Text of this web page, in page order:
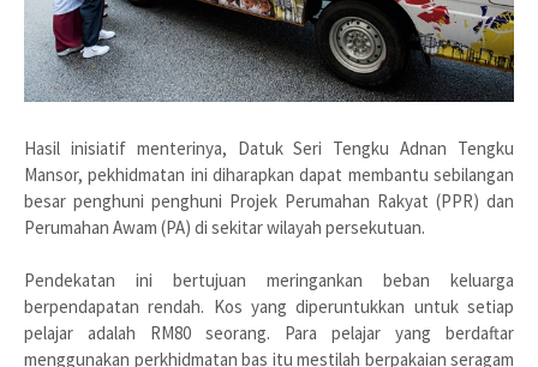
Hasil inisiatif menterinya, Datuk Seri Tengku Adnan Tengku
Mansor, pekhidmatan ini diharapkan dapat membantu sebilangan
besar penghuni penghuni Projek Perumahan Rakyat (PPR) dan
Perumahan Awam (PA) di sekitar wilayah persekutuan.
Pendekatan ini bertujuan meringankan beban keluarga
berpendapatan rendah. Kos yang diperuntukkan untuk setiap
pelajar adalah RM80 seorang. Para pelajar yang berdaftar
menggunakan perkhidmatan bas itu mestilah berpakaian seragam